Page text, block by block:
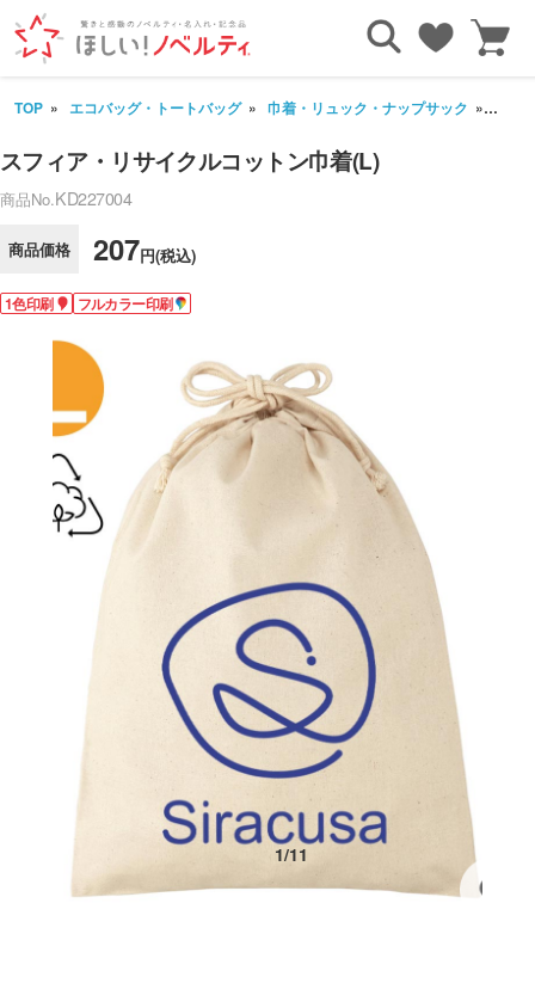
TOP エコバッグ・トートバッグ 巾着・リュック・ナップサック スフ
スフィア・リサイクルコットン巾着(L)
商品No.KD227004
商品価格 207円(税込)
1色印刷 フルカラー印刷
1/11